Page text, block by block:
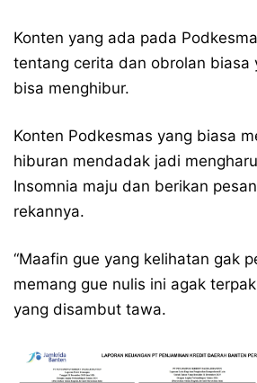
Konten yang ada pada
tentang cerita dan obrolan biasa
bisa menghibur.
Konten Podkesmas yang biasa
hiburan mendadak jadi
Insomnia maju dan berikan
rekannya.
“Maafin gue yang kelihatan gak
memang gue nulis ini agak
yang disambut tawa.